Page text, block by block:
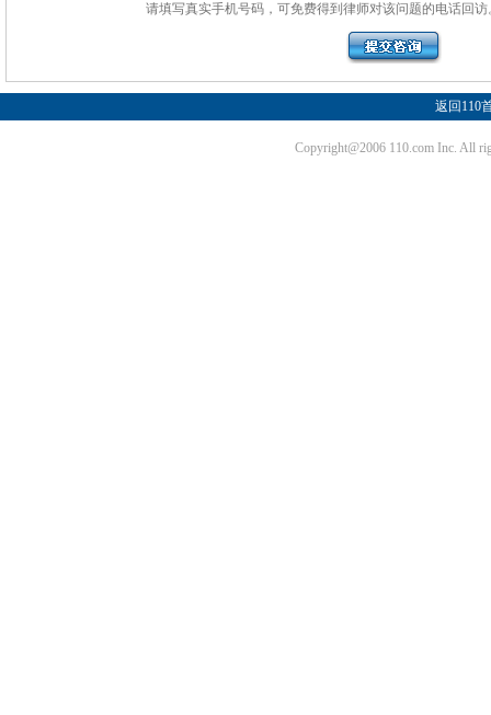
请填写真实手机号码，可免费得到律师对该问题的电话回访
返回110
Copyright@2006 110.com Inc. All